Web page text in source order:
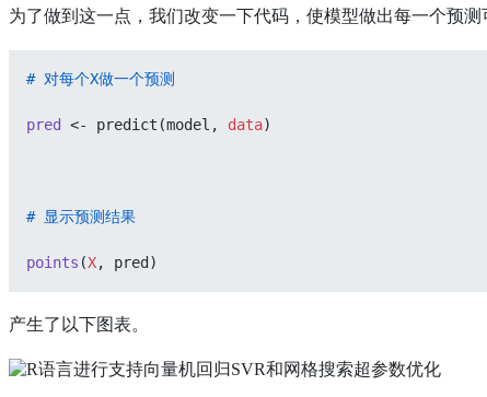
为了做到这一点，我们改变一下代码，使模型做出每一个预测
# 对每个X做一个预测
pred <- predict(model, data)
# 显示预测结果
points (X, pred)
产生了以下图表。